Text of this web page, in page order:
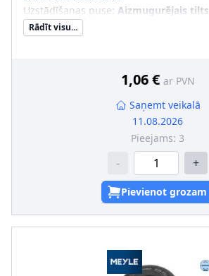
Uzstādīšanas puse: Aizmugurējais tilts
Rādīt visu...
1,06 € ar PVN
Saņemt veikalā
11.08.2026
Pieejams: 3
- +
Pievienot grozam